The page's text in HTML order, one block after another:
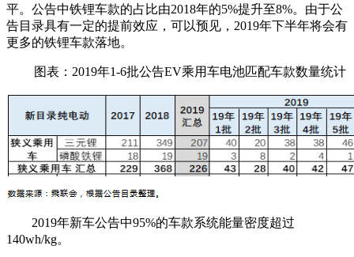
平。公告中铁锂车款的占比由2018年的5%提升至8%。由于公
告目录具有一定的提前效应，可以预见，2019年下半年将会有
更多的铁锂车款落地。
图表：2019年1-6批公告EV乘用车电池匹配车款数量统计
2019年新车公告中95%的车款系统能量密度超过
140wh/kg。